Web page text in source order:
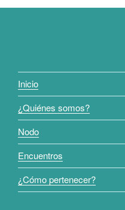
Inicio
¿Quiénes somos?
Nodo
Encuentros
¿Cómo pertenecer?